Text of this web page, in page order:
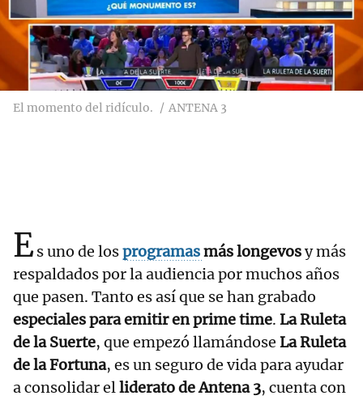
El momento del ridículo. ANTENA 3
Es uno de losprogramasmás longevosy más
respaldados por la audiencia por muchos años
que pasen. Tanto es así que se han grabado
especiales para emitir en prime time. La Ruleta
de la Suerte, que empezó llamándose La Ruleta
de la Fortuna, es un seguro de vida para ayudar
a consolidar elliderato de Antena 3, cuenta con